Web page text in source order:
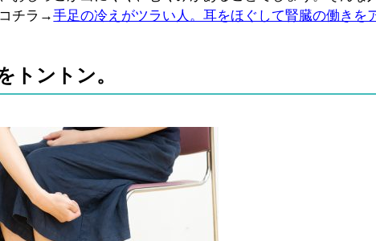
コチラ→手足の冷えがツラい人。耳をほぐして腎臓の働きを
トントン。